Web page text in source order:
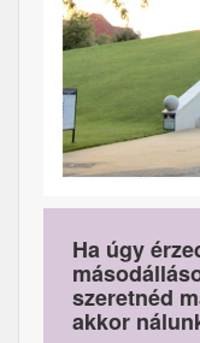
Ha úgy
szeretnéd
akkor